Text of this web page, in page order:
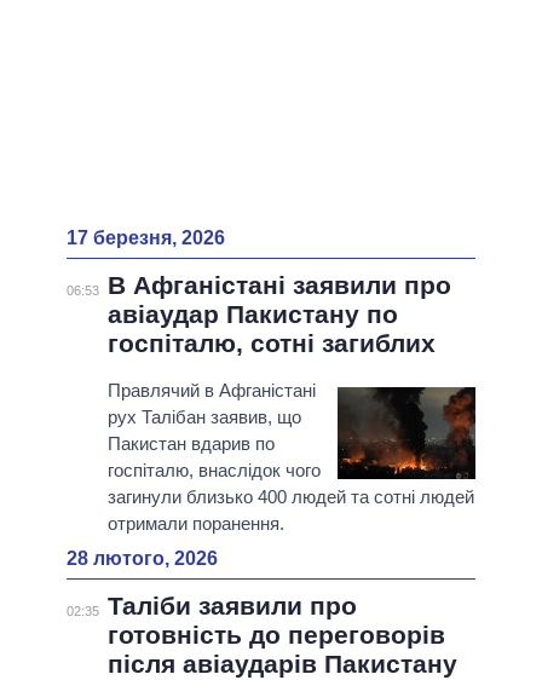
17 березня, 2026
06:53
В Афганістані заявили про
авіаудар Пакистану по
госпіталю, сотні загиблих
Правлячий в Афганістані
рух Талібан заявив, що
Пакистан вдарив по
госпіталю, внаслідок чого
загинули близько 400 людей та сотні людей
отримали поранення.
28 лютого, 2026
02:35 Таліби заявили про
готовність до переговорів
після авіаударів Пакистану